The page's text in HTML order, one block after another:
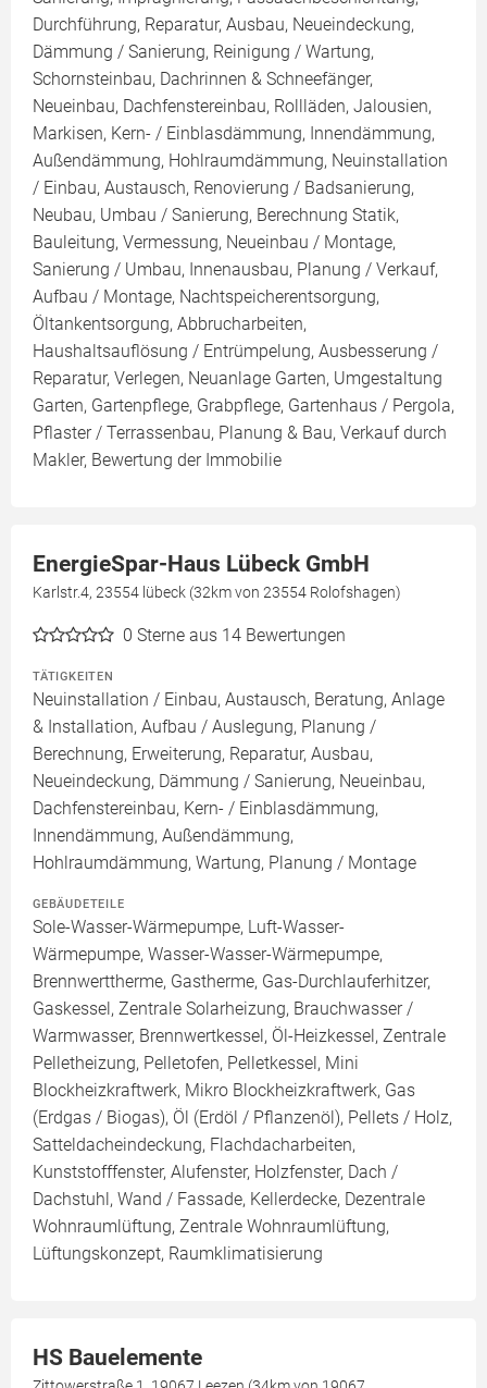
Durchführung, Reparatur, Ausbau, Neueindeckung,
Dämmung / Sanierung, Reinigung / Wartung,
Schornsteinbau, Dachrinnen & Schneefänger,
Neueinbau, Dachfenstereinbau, Rollläden, Jalousien,
Markisen, Kern- / Einblasdämmung, Innendämmung,
Außendämmung, Hohlraumdämmung, Neuinstallation
/ Einbau, Austausch, Renovierung / Badsanierung,
Neubau, Umbau / Sanierung, Berechnung Statik,
Bauleitung, Vermessung, Neueinbau / Montage,
Sanierung / Umbau, Innenausbau, Planung / Verkauf,
Aufbau / Montage, Nachtspeicherentsorgung,
Öltankentsorgung, Abbrucharbeiten,
Haushaltsauflösung / Entrümpelung, Ausbesserung /
Reparatur, Verlegen, Neuanlage Garten, Umgestaltung
Garten, Gartenpflege, Grabpflege, Gartenhaus / Pergola,
Pflaster / Terrassenbau, Planung & Bau, Verkauf durch
Makler, Bewertung der Immobilie
EnergieSpar-Haus Lübeck GmbH
Karlstr.4, 23554 lübeck (32km von 23554 Rolofshagen)
0 Sterne aus 14 Bewertungen
TÄTIGKEITEN
Neuinstallation / Einbau, Austausch, Beratung, Anlage
& Installation, Aufbau / Auslegung, Planung /
Berechnung, Erweiterung, Reparatur, Ausbau,
Neueindeckung, Dämmung / Sanierung, Neueinbau,
Dachfenstereinbau, Kern- / Einblasdämmung,
Innendämmung, Außendämmung,
Hohlraumdämmung, Wartung, Planung / Montage
GEBÄUDETEILE
Sole-Wasser-Wärmepumpe, Luft-Wasser-
Wärmepumpe, Wasser-Wasser-Wärmepumpe,
Brennwerttherme, Gastherme, Gas-Durchlauferhitzer,
Gaskessel, Zentrale Solarheizung, Brauchwasser /
Warmwasser, Brennwertkessel, Öl-Heizkessel, Zentrale
Pelletheizung, Pelletofen, Pelletkessel, Mini
Blockheizkraftwerk, Mikro Blockheizkraftwerk, Gas
(Erdgas / Biogas), Öl (Erdöl / Pflanzenöl), Pellets / Holz,
Satteldacheindeckung, Flachdacharbeiten,
Kunststofffenster, Alufenster, Holzfenster, Dach /
Dachstuhl, Wand / Fassade, Kellerdecke, Dezentrale
Wohnraumlüftung, Zentrale Wohnraumlüftung,
Lüftungskonzept, Raumklimatisierung
HS Bauelemente